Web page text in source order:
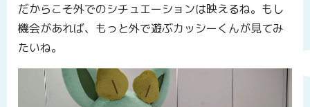
だからこそ外でのシチュエーションは映えるね。もし
機会があれば、もっと外で遊ぶカッシーくんが見てみ
たいね。